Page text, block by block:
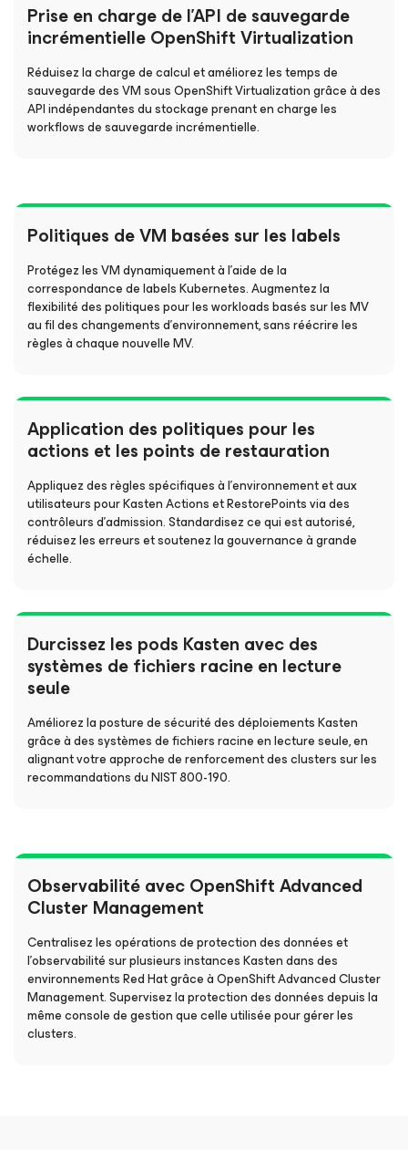
Prise en charge de l’API de sauvegarde
incrémentielle OpenShift Virtualization
Réduisez la charge de calcul et améliorez les temps de
sauvegarde des VM sous OpenShift Virtualization grâce à des
API indépendantes du stockage prenant en charge les
workflows de sauvegarde incrémentielle.
Politiques de VM basées sur les labels
Protégez les VM dynamiquement à l’aide de la
correspondance de labels Kubernetes. Augmentez la
flexibilité des politiques pour les workloads basés sur les MV
au fil des changements d’environnement, sans réécrire les
règles à chaque nouvelle MV.
Application des politiques pour les
actions et les points de restauration
Appliquez des règles spécifiques à l’environnement et aux
utilisateurs pour Kasten Actions et RestorePoints via des
contrôleurs d’admission. Standardisez ce qui est autorisé,
réduisez les erreurs et soutenez la gouvernance à grande
échelle.
Durcissez les pods Kasten avec des
systèmes de fichiers racine en lecture
seule
Améliorez la posture de sécurité des déploiements Kasten
grâce à des systèmes de fichiers racine en lecture seule, en
alignant votre approche de renforcement des clusters sur les
recommandations du NIST 800-190.
Observabilité avec OpenShift Advanced
Cluster Management
Centralisez les opérations de protection des données et
l’observabilité sur plusieurs instances Kasten dans des
environnements Red Hat grâce à OpenShift Advanced Cluster
Management. Supervisez la protection des données depuis la
même console de gestion que celle utilisée pour gérer les
clusters.